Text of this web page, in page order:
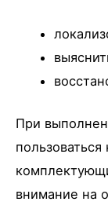
При
внимание на